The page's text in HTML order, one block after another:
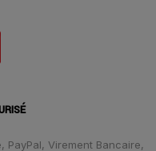
PayPal, Virement Bancaire,